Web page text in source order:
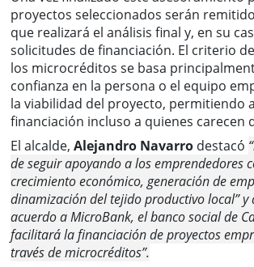
proyectos seleccionados serán
que realizará el análisis final y, en su
solicitudes de financiación. El criterio
los microcréditos se basa
confianza en la persona o el equipo
la viabilidad del proyecto, permitiendo
financiación incluso a quienes carecen
El alcalde,Alejandro Navarro destacó
de seguir apoyando a los emprendedores
crecimiento económico, generación de
dinamización del tejido productivo local” y
acuerdo a MicroBank, el banco social de
facilitará la financiación de proyectos
través de microcréditos”.